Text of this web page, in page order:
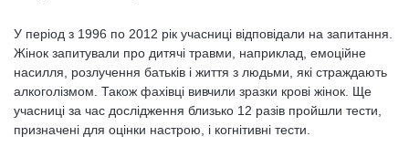
У період з 1996 по 2012 рік учасниці відповідали на запитання.
Жінок запитували про дитячі травми, наприклад, емоційне
насилля, розлучення батьків і життя з людьми, які страждають
алкоголізмом. Також фахівці вивчили зразки крові жінок. Ще
учасниці за час дослідження близько 12 разів пройшли тести,
призначені для оцінки настрою, і когнітивні тести.